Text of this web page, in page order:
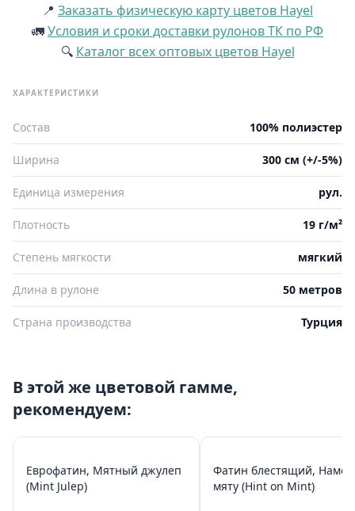
📍 Заказать физическую карту цветов Hayel
🚛Условия и сроки доставки рулонов ТК по РФ
🔍 Каталог всех оптовых цветов Hayel
ХАРАКТЕРИСТИКИ
Состав 100% полиэстер
Ширина 300 см (+/-5%)
Единица измерения рул.
Плотность 19 г/м²
Степень мягкости мягкий
Длина в рулоне 50 метров
Страна производства Турция
В этой же цветовой гамме,
рекомендуем:
Еврофатин, Мятный джулеп
(Mint Julep)
Фатин блестящий, Намек
мяту (Hint on Mint)